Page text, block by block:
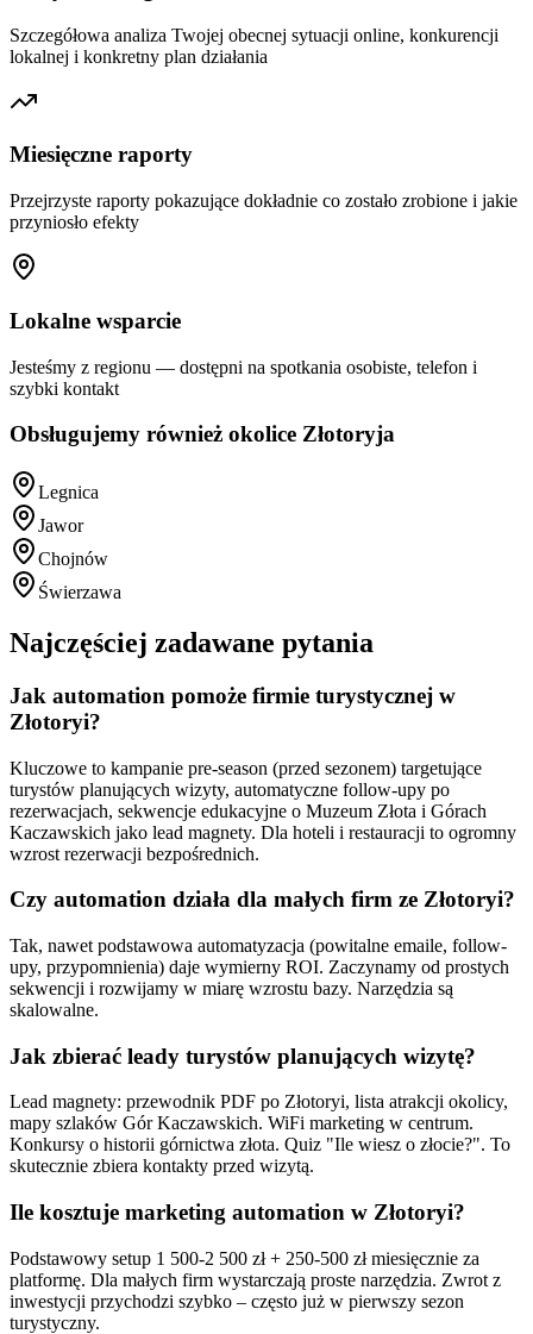
Szczegółowa analiza Twojej obecnej sytuacji online, konkurencji
lokalnej i konkretny plan działania
Miesięczne raporty
Przejrzyste raporty pokazujące dokładnie co zostało zrobione i jakie
przyniosło efekty
Lokalne wsparcie
Jesteśmy z regionu — dostępni na spotkania osobiste, telefon i
szybki kontakt
Obsługujemy również okolice Złotoryja
Legnica
Jawor
Chojnów
Świerzawa
Najczęściej zadawane pytania
Jak automation pomoże firmie turystycznej w
Złotoryi?
Kluczowe to kampanie pre-season (przed sezonem) targetujące
turystów planujących wizyty, automatyczne follow-upy po
rezerwacjach, sekwencje edukacyjne o Muzeum Złota i Górach
Kaczawskich jako lead magnety. Dla hoteli i restauracji to ogromny
wzrost rezerwacji bezpośrednich.
Czy automation działa dla małych firm ze Złotoryi?
Tak, nawet podstawowa automatyzacja (powitalne emaile, follow-
upy, przypomnienia) daje wymierny ROI. Zaczynamy od prostych
sekwencji i rozwijamy w miarę wzrostu bazy. Narzędzia są
skalowalne.
Jak zbierać leady turystów planujących wizytę?
Lead magnety: przewodnik PDF po Złotoryi, lista atrakcji okolicy,
mapy szlaków Gór Kaczawskich. WiFi marketing w centrum.
Konkursy o historii górnictwa złota. Quiz "Ile wiesz o złocie?". To
skutecznie zbiera kontakty przed wizytą.
Ile kosztuje marketing automation w Złotoryi?
Podstawowy setup 1 500-2 500 zł + 250-500 zł miesięcznie za
platformę. Dla małych firm wystarczają proste narzędzia. Zwrot z
inwestycji przychodzi szybko – często już w pierwszy sezon
turystyczny.